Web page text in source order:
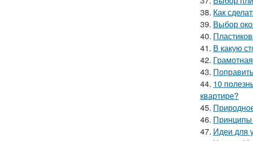
38. Как
39. Выбор
40.
41. В какую
42.
43.
44. 10
квартире?
45.
46. Принципы
47. Идеи для